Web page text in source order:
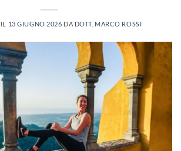
13 GIUGNO 2026 DA DOTT. MARCO ROSSI